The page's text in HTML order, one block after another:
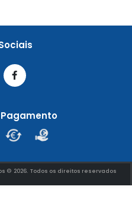
© 2026. Todos os direitos reservados